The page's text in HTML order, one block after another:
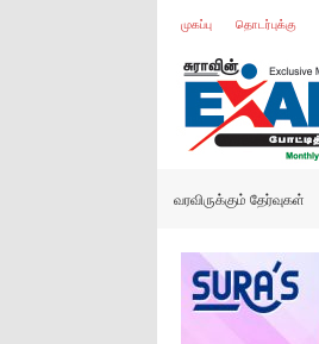
முகப்பு தொடர்புக்கு
வரவிருக்கும் தேர்வுகள்